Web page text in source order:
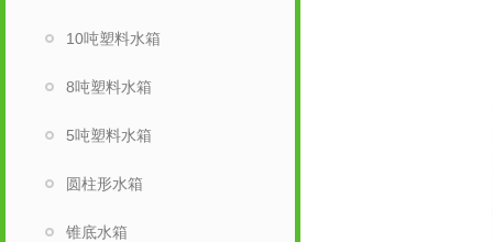
10吨塑料水箱
8吨塑料水箱
5吨塑料水箱
圆柱形水箱
锥底水箱